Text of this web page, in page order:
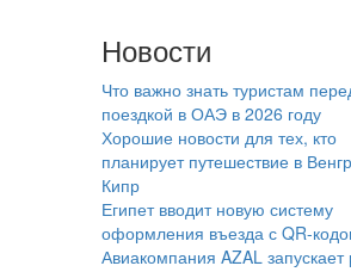
Новости
Что важно знать туристам
поездкой в ОАЭ в 2026 году
Хорошие новости для тех, кто
планирует путешествие в
Кипр
Египет вводит новую систему
оформления въезда с QR-
Авиакомпания AZAL запускает